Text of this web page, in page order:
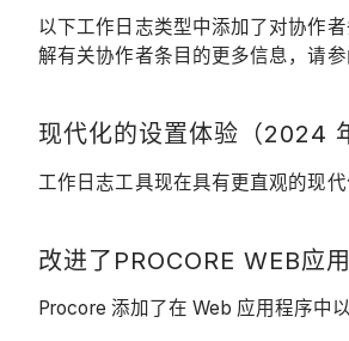
以下工作日志类型中添加了对协作
解有关协作者条目的更多信息，请参
现代化的设置体验（2024
工作日志工具现在具有更直观的现
改进了PROCORE WEB应
Procore 添加了在 Web 应用程序中